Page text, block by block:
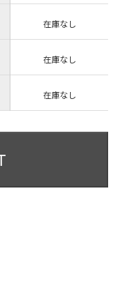
在庫なし
在庫なし
在庫なし